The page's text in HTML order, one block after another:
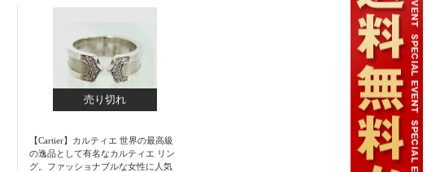
長財布 L3001282 レア 人気モデル
応商品】【02P03Jun16】
売り切れ
【Cartier】カルティエ 世界の最高級
の逸品として有名なカルティエ リン
グ。ファッショナブルな女性に人気